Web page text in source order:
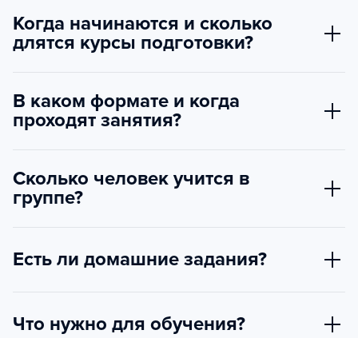
Когда начинаются и сколько
длятся курсы подготовки?
В каком формате и когда
проходят занятия?
Сколько человек учится в
группе?
Есть ли домашние задания?
Что нужно для обучения?